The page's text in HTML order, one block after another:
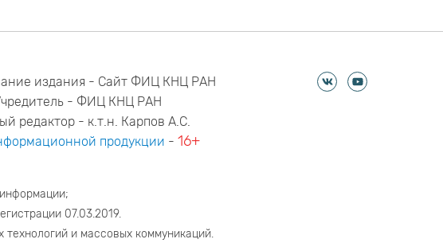
издания - Сайт ФИЦ КНЦ РАН
- ФИЦ КНЦ РАН
редактор - к.т.н. Карпов А.С.
продукции -16+
07.03.2019.
и массовых коммуникаций.